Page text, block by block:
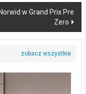
w Grand Prix Pre
Zero